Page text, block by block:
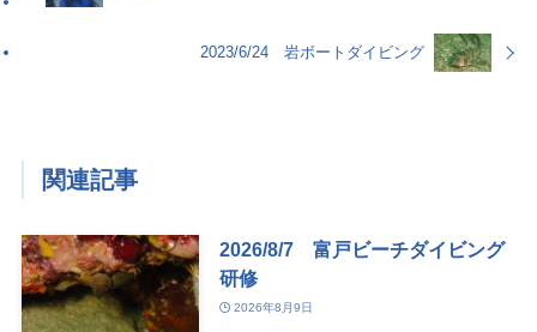
2023/6/24 岩ボートダイビング
関連記事
2026/8/7 富戸ビーチダイビング
研修
2026年8月9日